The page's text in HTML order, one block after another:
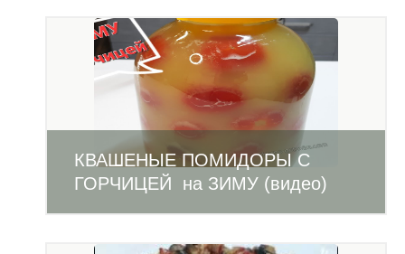
КВАШЕНЫЕ ПОМИДОРЫ С
ГОРЧИЦЕЙ на ЗИМУ (видео)